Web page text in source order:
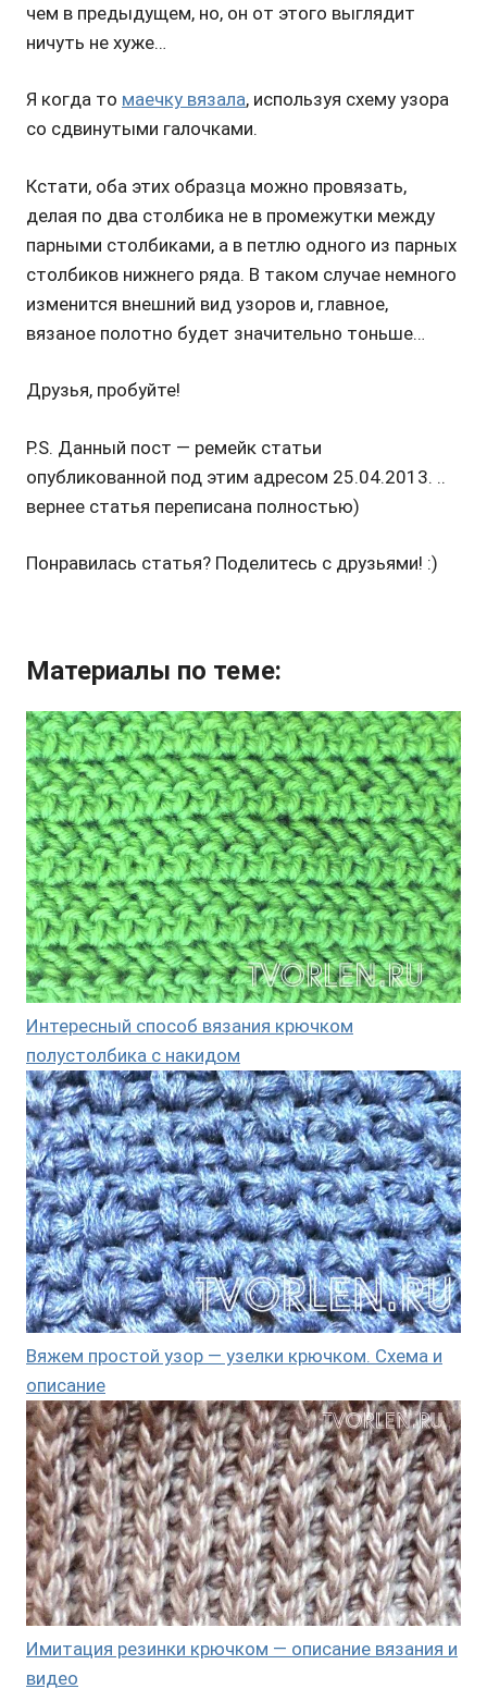
чем в предыдущем, но, он от этого выглядит
ничуть не хуже…
Я когда то маечку вязала, используя схему узора
со сдвинутыми галочками.
Кстати, оба этих образца можно провязать,
делая по два столбика не в промежутки между
парными столбиками, а в петлю одного из парных
столбиков нижнего ряда. В таком случае немного
изменится внешний вид узоров и, главное,
вязаное полотно будет значительно тоньше…
Друзья, пробуйте!
P.S. Данный пост — ремейк статьи
опубликованной под этим адресом 25.04.2013. ..
вернее статья переписана полностью)
Понравилась статья? Поделитесь с друзьями! :)
Материалы по теме:
Интересный способ вязания крючком
полустолбика с накидом
Вяжем простой узор — узелки крючком. Схема и
описание
Имитация резинки крючком — описание вязания и
видео